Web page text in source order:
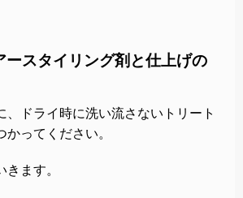
ースタイリング剤と仕上げの
、ドライ時に洗い流さないトリート
かってください。
ます。